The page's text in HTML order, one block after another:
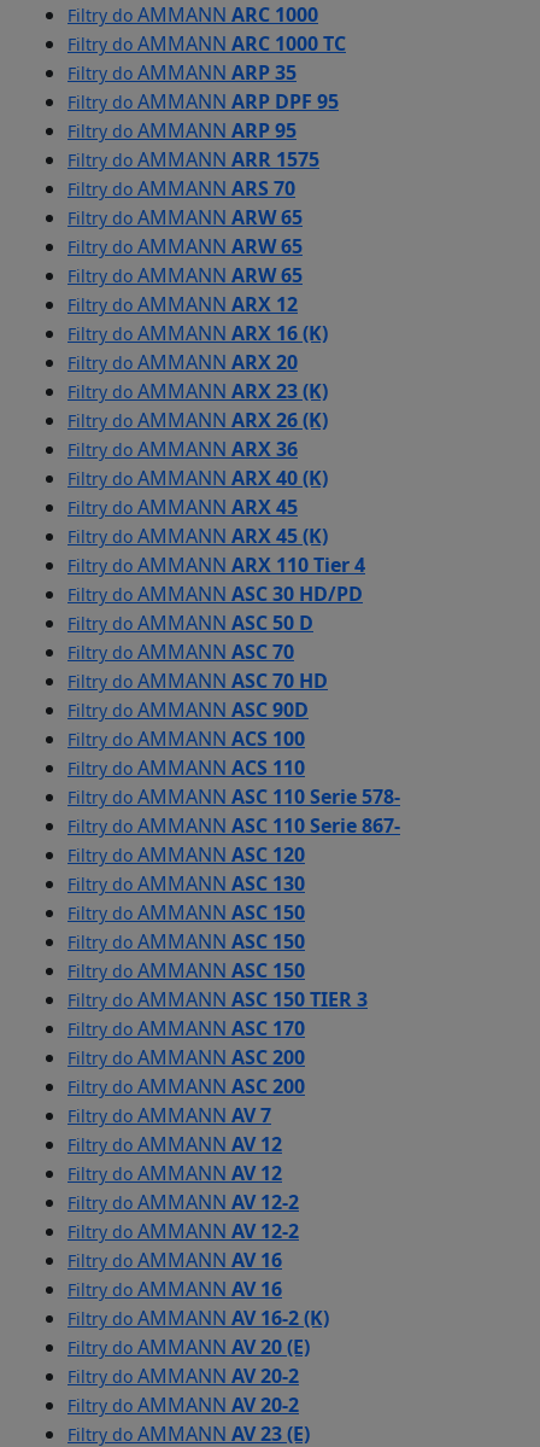
Filtry do AMMANN ARC 1000
Filtry do AMMANN ARC 1000 TC
Filtry do AMMANN ARP 35
Filtry do AMMANN ARP DPF 95
Filtry do AMMANN ARP 95
Filtry do AMMANN ARR 1575
Filtry do AMMANN ARS 70
Filtry do AMMANN ARW 65
Filtry do AMMANN ARW 65
Filtry do AMMANN ARW 65
Filtry do AMMANN ARX 12
Filtry do AMMANN ARX 16 (K)
Filtry do AMMANN ARX 20
Filtry do AMMANN ARX 23 (K)
Filtry do AMMANN ARX 26 (K)
Filtry do AMMANN ARX 36
Filtry do AMMANN ARX 40 (K)
Filtry do AMMANN ARX 45
Filtry do AMMANN ARX 45 (K)
Filtry do AMMANN ARX 110 Tier 4
Filtry do AMMANN ASC 30 HD/PD
Filtry do AMMANN ASC 50 D
Filtry do AMMANN ASC 70
Filtry do AMMANN ASC 70 HD
Filtry do AMMANN ASC 90D
Filtry do AMMANN ACS 100
Filtry do AMMANN ACS 110
Filtry do AMMANN ASC 110 Serie 578-
Filtry do AMMANN ASC 110 Serie 867-
Filtry do AMMANN ASC 120
Filtry do AMMANN ASC 130
Filtry do AMMANN ASC 150
Filtry do AMMANN ASC 150
Filtry do AMMANN ASC 150
Filtry do AMMANN ASC 150 TIER 3
Filtry do AMMANN ASC 170
Filtry do AMMANN ASC 200
Filtry do AMMANN ASC 200
Filtry do AMMANN AV 7
Filtry do AMMANN AV 12
Filtry do AMMANN AV 12
Filtry do AMMANN AV 12-2
Filtry do AMMANN AV 12-2
Filtry do AMMANN AV 16
Filtry do AMMANN AV 16
Filtry do AMMANN AV 16-2 (K)
Filtry do AMMANN AV 20 (E)
Filtry do AMMANN AV 20-2
Filtry do AMMANN AV 20-2
Filtry do AMMANN AV 23 (E)